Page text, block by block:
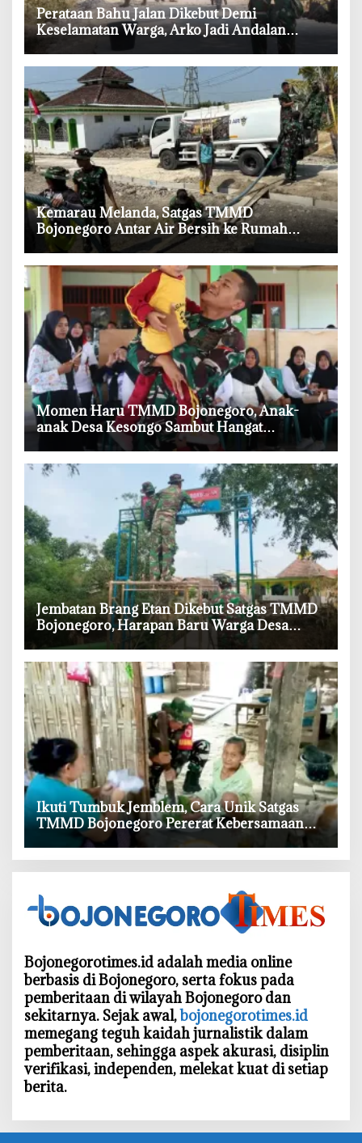
‎Perataan Bahu Jalan Dikebut Demi
Keselamatan Warga, Arko Jadi Andalan
Satgas TMMD Bojonegoro
‎Kemarau Melanda, Satgas TMMD
Bojonegoro Antar Air Bersih ke Rumah
Warga
‎Momen Haru TMMD Bojonegoro, Anak-
anak Desa Kesongo Sambut Hangat
Kehadiran Prajurit TNI
‎Jembatan Brang Etan Dikebut Satgas TMMD
Bojonegoro, Harapan Baru Warga Desa
Kesongo
‎Ikuti Tumbuk Jemblem, Cara Unik Satgas
TMMD Bojonegoro Pererat Kebersamaan
dengan Warga
Bojonegorotimes.id adalah media online
berbasis di Bojonegoro, serta fokus pada
pemberitaan di wilayah Bojonegoro dan
sekitarnya. Sejak awal,bojonegorotimes.id
memegang teguh kaidah jurnalistik dalam
pemberitaan, sehingga aspek akurasi, disiplin
verifikasi, independen, melekat kuat di setiap
berita.